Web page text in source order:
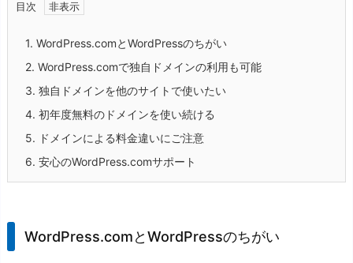
目次
1. WordPress.comとWordPressのちがい
2. WordPress.comで独自ドメインの利用も可能
3. 独自ドメインを他のサイトで使いたい
4. 初年度無料のドメインを使い続ける
5. ドメインによる料金違いにご注意
6. 安心のWordPress.comサポート
WordPress.comとWordPressのちがい